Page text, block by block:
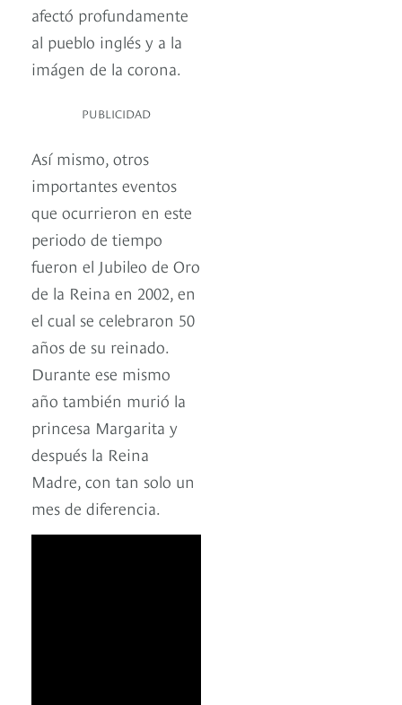
afectó profundamente
al pueblo inglés y a la
imágen de la corona.
PUBLICIDAD
Así mismo, otros
importantes eventos
que ocurrieron en este
periodo de tiempo
fueron el Jubileo de Oro
de la Reina en 2002, en
el cual se celebraron 50
años de su reinado.
Durante ese mismo
año también murió la
princesa Margarita y
después la Reina
Madre, con tan solo un
mes de diferencia.